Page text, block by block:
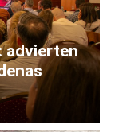
advierten